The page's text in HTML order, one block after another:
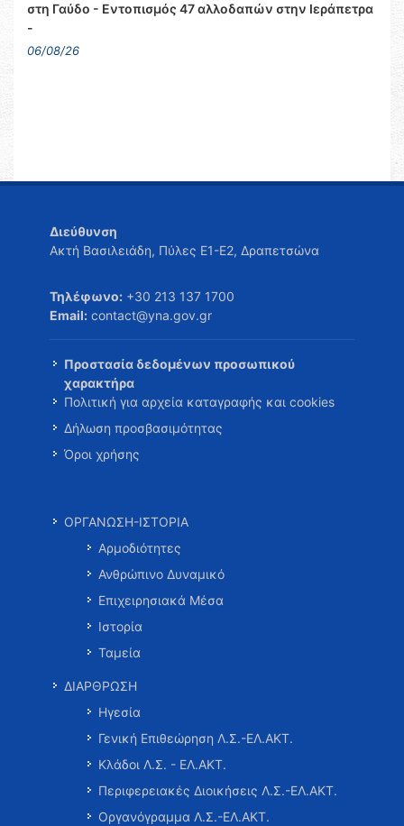
στη Γαύδο - Εντοπισμός 47 αλλοδαπών στην Ιεράπετρα
-
06/08/26
Διεύθυνση
Ακτή Βασιλειάδη, Πύλες Ε1-Ε2, Δραπετσώνα
Τηλέφωνο: +30 213 137 1700
Email: contact@yna.gov.gr
Προστασία δεδομένων προσωπικού
χαρακτήρα
Πολιτική για αρχεία καταγραφής και cookies
Δήλωση προσβασιμότητας
Όροι χρήσης
ΟΡΓΑΝΩΣΗ-ΙΣΤΟΡΙΑ
Αρμοδιότητες
Ανθρώπινο Δυναμικό
Επιχειρησιακά Μέσα
Ιστορία
Ταμεία
ΔΙΑΡΘΡΩΣΗ
Ηγεσία
Γενική Επιθεώρηση Λ.Σ.-ΕΛ.ΑΚΤ.
Κλάδοι Λ.Σ. - ΕΛ.ΑΚΤ.
Περιφερειακές Διοικήσεις Λ.Σ.-ΕΛ.ΑΚΤ.
Οργανόγραμμα Λ.Σ.-ΕΛ.ΑΚΤ.